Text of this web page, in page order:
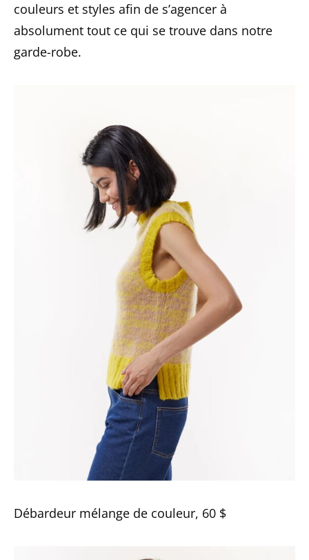
couleurs et styles afin de s’agencer à
absolument tout ce qui se trouve dans notre
garde-robe.
Débardeur mélange de couleur, 60 $